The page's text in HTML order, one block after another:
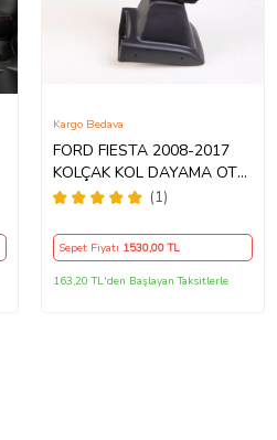
FORD FIESTA 2008-2017
KOLÇAK KOL DAYAMA OTO
KOLÇAK ARACA ÖZEL
1.KALİTE
(1)
Kargo Bedava
Sepet Fiyatı 1530,00 TL
163,20 TL'den Başlayan Taksitlerle